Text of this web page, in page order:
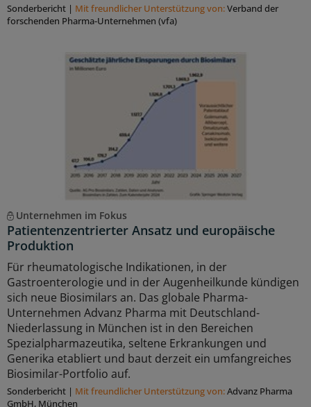
Sonderbericht | Mit freundlicher Unterstützung von:Verband der
forschenden Pharma-Unternehmen (vfa)
Unternehmen im Fokus
Patientenzentrierter Ansatz und europäische
Produktion
Für rheumatologische Indikationen, in der
Gastroenterologie und in der Augenheilkunde kündigen
sich neue Biosimilars an. Das globale Pharma-
Unternehmen Advanz Pharma mit Deutschland-
Niederlassung in München ist in den Bereichen
Spezialpharmazeutika, seltene Erkrankungen und
Generika etabliert und baut derzeit ein umfangreiches
Biosimilar-Portfolio auf.
Sonderbericht | Mit freundlicher Unterstützung von:Advanz Pharma
GmbH, München